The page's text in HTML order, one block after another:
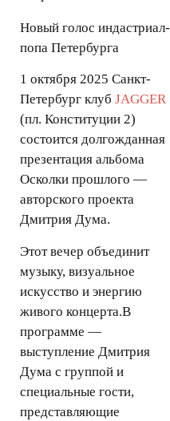
Новый голос индастриал-
попа Петербурга
1 октября 2025 Санкт-
Петербург клуб JAGGER
(пл. Конституции 2)
состоится долгожданная
презентация альбома
Осколки прошлого —
авторского проекта
Дмитрия Дума.
Этот вечер объединит
музыку, визуальное
искусство и энергию
живого концерта.В
программе —
выступление Дмитрия
Дума с группой и
специальные гости,
представляющие